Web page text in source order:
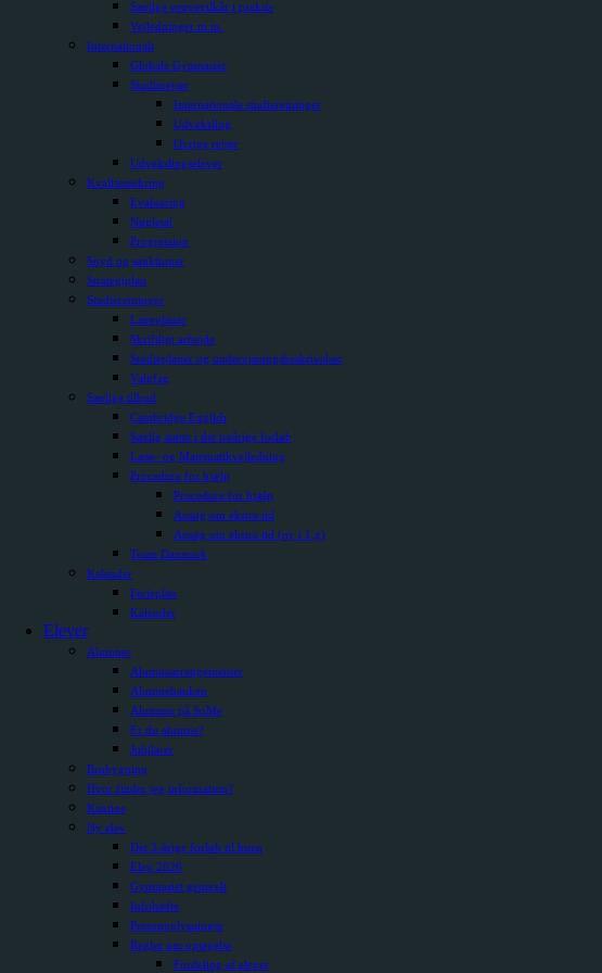
Særlige prøvevilkår i praksis
Vejledninger m.m.
Internationalt
Globale Gymnasier
Studierejser
Internationale studieretninger
Udveksling
Øvrige rejser
Udvekslingselever
Kvalitetssikring
Evaluering
Nøgletal
Progression
Snyd og sanktioner
Strategiplan
Studieretninger
Læreplaner
Skriftligt arbejde
Studieplaner og undervisningsbeskrivelser
Valgfag
Særlige tilbud
Cambridge English
Særlig støtte i det treårige forløb
Læse- og Matematikvejledning
Procedure for hjælp
Procedure for hjælp
Ansøg om ekstra tid
Ansøg om ekstra tid (ny i 1.g)
Team Danmark
Kalender
Ferieplan
Kalender
Elever
Alumner
Alumnearrangementer
Alumnebanken
Alumner på SoMe
Er du alumne?
Jubilarer
Brobygning
Hvor finder jeg information?
Kantine
Ny elev
Det 3-årige forløb til huen
Elev 2026
Gymnasiet generelt
Infohæfte
Personoplysninger
Regler om optagelse
Fordeling af elever